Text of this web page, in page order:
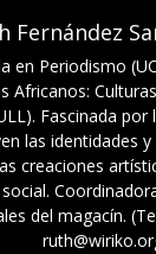
Fernández
en Periodismo
Africanos:
Fascinada por
las identidades
creaciones
del magacín.